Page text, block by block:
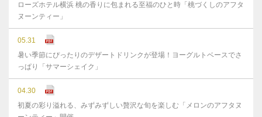
ローズホテル横浜 桃の香りに包まれる至福のひと時「桃づくしのアフタ
ヌーンティー」
05.31
暑い季節にぴったりのデザートドリンクが登場！ヨーグルトベースでさ
っぱり「サマーシェイク」
04.30
初夏の彩り溢れる、みずみずしい贅沢な旬を楽しむ「メロンのアフタヌ